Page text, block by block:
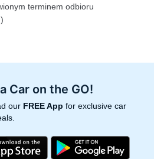
terminem odbioru
Car on the GO!
our FREE App for exclusive car